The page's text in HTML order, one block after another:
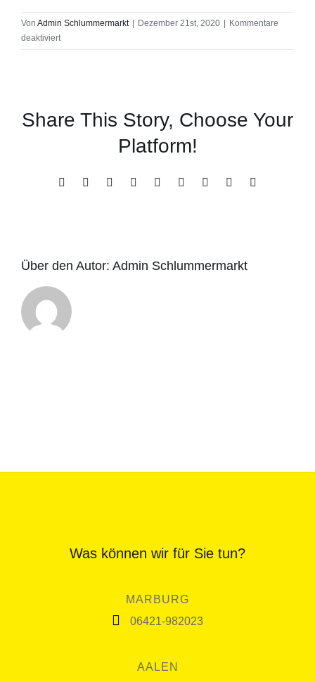
Von Admin Schlummermarkt Dezember 21st, 2020
Kommentare
deaktiviertfür
Share This Story, Choose Your
Platform!
Facebook
X RedditLinkedInWhatsApp
TumblrPinterest
Vk
E-
Über den Autor: Admin Schlummermarkt
Was können wir für Sie tun?
MARBURG
06421-982023
AALEN